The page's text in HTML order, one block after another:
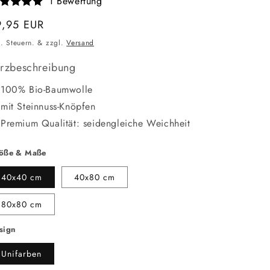
EUR
Steuern. & zzgl.Versand
100% Bio-Baumwolle
mit Steinnuss-Knöpfen
Premium Qualität: seidengleiche Weichheit
& Maße
40x40 cm 40x80 cm
80x80 cm
Unifarben